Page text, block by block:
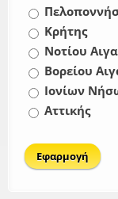
Κρήτης
Νοτίου
Βορείου
Ιονίων
Αττικής